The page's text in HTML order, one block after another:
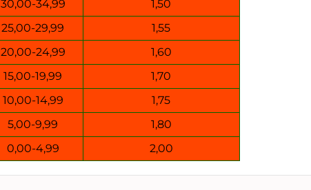
30,00-34,99
1,50
25,00-29,99
1,55
20,00-24,99
1,60
15,00-19,99
1,70
10,00-14,99
1,75
5,00-9,99
1,80
0,00-4,99
2,00